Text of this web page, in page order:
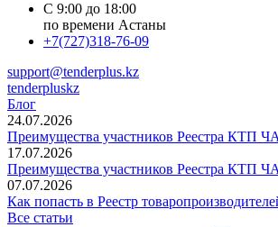
С 9:00 до 18:00
по времени Астаны
+7(727)318-76-09
support@tenderplus.kz
tenderpluskz
Блог
24.07.2026
Преимущества участников Реестра КТП
17.07.2026
Преимущества участников Реестра КТП
07.07.2026
Как попасть в Реестр
Все статьи